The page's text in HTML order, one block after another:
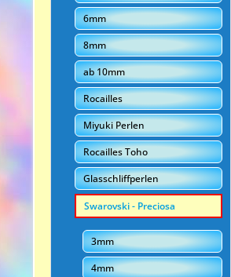
6mm
8mm
ab 10mm
Rocailles
Miyuki Perlen
Rocailles Toho
Glasschliffperlen
Swarovski - Preciosa
3mm
4mm